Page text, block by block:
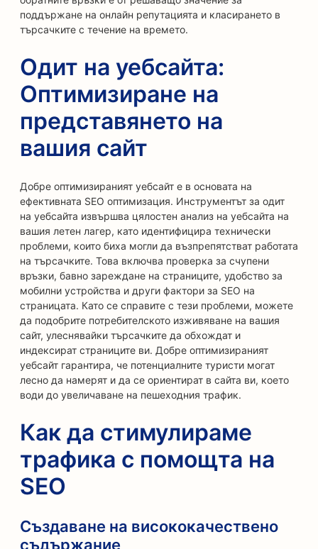
поддържане на онлайн репутацията и класирането в
търсачките с течение на времето.
Одит на уебсайта:
Оптимизиране на
представянето на
вашия сайт
Добре оптимизираният уебсайт е в основата на
ефективната SEO оптимизация. Инструментът за одит
на уебсайта извършва цялостен анализ на уебсайта на
вашия летен лагер, като идентифицира технически
проблеми, които биха могли да възпрепятстват работата
на търсачките. Това включва проверка за счупени
връзки, бавно зареждане на страниците, удобство за
мобилни устройства и други фактори за SEO на
страницата. Като се справите с тези проблеми, можете
да подобрите потребителското изживяване на вашия
сайт, улеснявайки търсачките да обхождат и
индексират страниците ви. Добре оптимизираният
уебсайт гарантира, че потенциалните туристи могат
лесно да намерят и да се ориентират в сайта ви, което
води до увеличаване на пешеходния трафик.
Как да стимулираме
трафика с помощта на
SEO
Създаване на висококачествено
съдържание